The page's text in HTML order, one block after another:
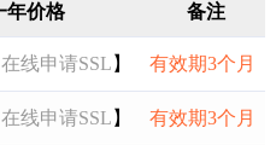
年价格 备注
在线申请SSL 】 有效期3个月
在线申请SSL 】 有效期3个月